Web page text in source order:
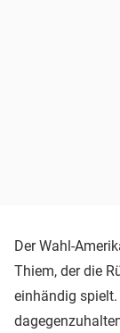
Der Wahl-
Thiem, der die
einhändig